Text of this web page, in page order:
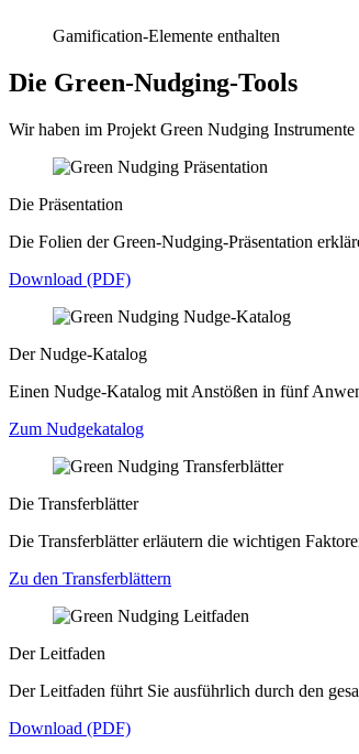
Gamification-Elemente enthalten
Die Green-Nudging-Tools
Wir haben im Projekt Green Nudging
Die Präsentation
Die Folien der Green-Nudging-Präsentation
Download (PDF)
Der Nudge-Katalog
Einen Nudge-Katalog mit Anstößen in fünf
Zum Nudgekatalog
Die Transferblätter
Die Transferblätter erläutern die wichtigen
Zu den Transferblättern
Der Leitfaden
Der Leitfaden führt Sie ausführlich durch den
Download (PDF)